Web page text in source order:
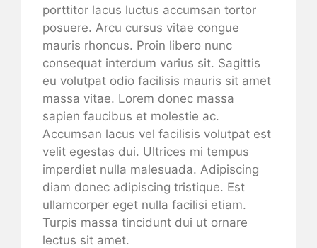
porttitor lacus luctus accumsan tortor
posuere. Arcu cursus vitae congue
mauris rhoncus. Proin libero nunc
consequat interdum varius sit. Sagittis
eu volutpat odio facilisis mauris sit amet
massa vitae. Lorem donec massa
sapien faucibus et molestie ac.
Accumsan lacus vel facilisis volutpat est
velit egestas dui. Ultrices mi tempus
imperdiet nulla malesuada. Adipiscing
diam donec adipiscing tristique. Est
ullamcorper eget nulla facilisi etiam.
Turpis massa tincidunt dui ut ornare
lectus sit amet.